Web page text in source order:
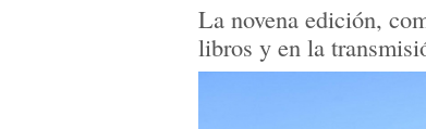
La novena edición,
libros y en la